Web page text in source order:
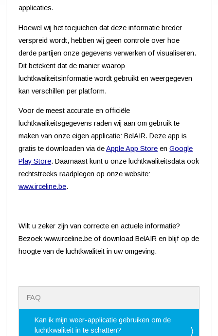
applicaties.
Hoewel wij het toejuichen dat deze informatie breder
verspreid wordt, hebben wij geen controle over hoe
derde partijen onze gegevens verwerken of visualiseren.
Dit betekent dat de manier waarop
luchtkwaliteitsinformatie wordt gebruikt en weergegeven
kan verschillen per platform.
Voor de meest accurate en officiële
luchtkwaliteitsgegevens raden wij aan om gebruik te
maken van onze eigen applicatie: BelAIR. Deze app is
gratis te downloaden via deApple App Store enGoogle
Play Store. Daarnaast kunt u onze luchtkwaliteitsdata ook
rechtstreeks raadplegen op onze website:
www.irceline.be.
Wilt u zeker zijn van correcte en actuele informatie?
Bezoek www.irceline.be of download BelAIR en blijf op de
hoogte van de luchtkwaliteit in uw omgeving.
v
FAQ
Kan ik mijn weer-applicatie gebruiken om de
luchtkwaliteit in te schatten?